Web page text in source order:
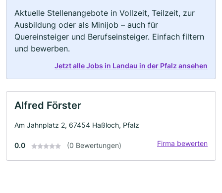
Aktuelle Stellenangebote in Vollzeit, Teilzeit, zur
Ausbildung oder als Minijob – auch für
Quereinsteiger und Berufseinsteiger. Einfach filtern
und bewerben.
Jetzt alle Jobs in Landau in der Pfalz ansehen
Alfred Förster
Am Jahnplatz 2, 67454 Haßloch, Pfalz
0.0 (0 Bewertungen) Firma bewerten